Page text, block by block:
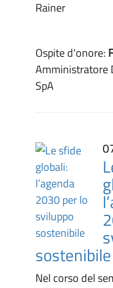
Rainer
Ospite d'onore:
Amministratore
SpA
sostenibile
Nel corso del